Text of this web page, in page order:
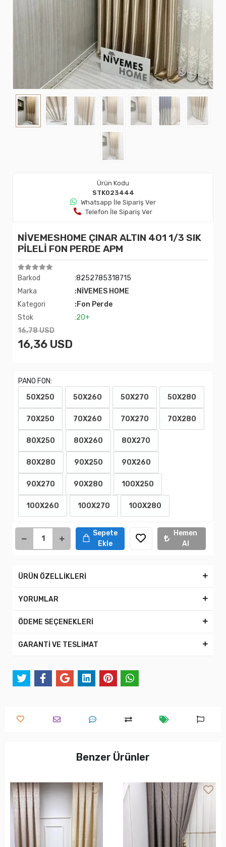
Ürün Kodu
STK023444
Whatsapp İle Sipariş Ver
Telefon İle Sipariş Ver
NİVEMESHOME ÇINAR ALTIN 401 1/3 SIK
PİLELİ FON PERDE APM
Barkod
:8252785318715
Marka
:NİVEMES HOME
Kategori
:Fon Perde
Stok
:20+
16,78 USD
16,36 USD
PANO FON:
50X250
50X260 50X270 50X280
70X250 70X260 70X270 70X280
80X250 80X260 80X270
80X280 90X250 90X260
90X270 90X280 100X250
100X260 100X270 100X280
Sepete
Ekle
Hemen
Al
ÜRÜN ÖZELLİKLERİ
YORUMLAR
ÖDEME SEÇENEKLERİ
GARANTİ VE TESLİMAT
Benzer Ürünler